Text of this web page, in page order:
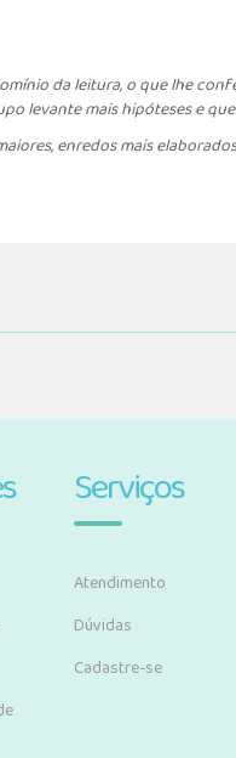
da leitura, o que lhe
levante mais hipóteses e
enredos mais
Serviços
Atendimento
Dúvidas
Cadastre-se